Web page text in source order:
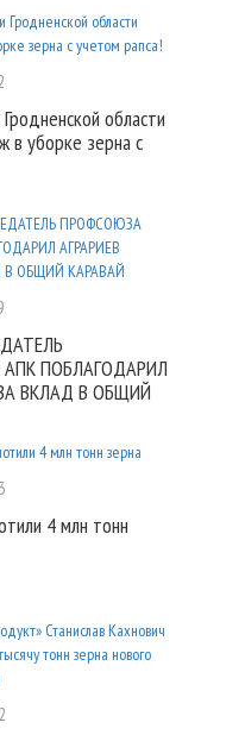
области
в уборке зерна с
ПОБЛАГОДАРИЛ
ВКЛАД В ОБЩИЙ
4 млн тонн